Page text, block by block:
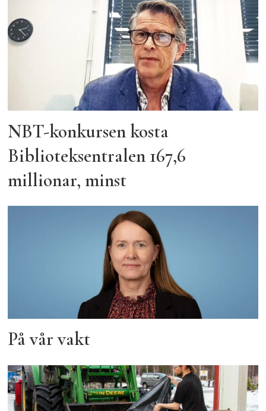
NBT-konkursen kosta
Biblioteksentralen 167,6
millionar, minst
På vår vakt